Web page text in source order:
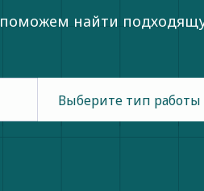
поможем найти
Выберите тип работы